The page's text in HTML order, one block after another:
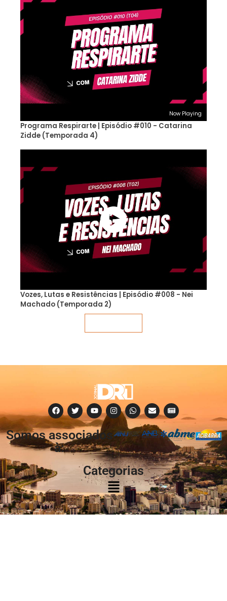
Now Playing
Programa Respirarte | Episódio #010 - Catarina
Zidde (Temporada 4)
Vozes, Lutas e Resistências | Episódio #008 - Nei
Machado (Temporada 2)
Somos associados
à:
Categorias